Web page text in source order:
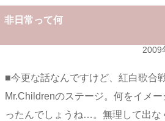
非日常って何
2009
■今更な話なんですけど、紅白歌合
Mr.Childrenのステージ。何をイメ
ったんでしょうね…。無理して出な